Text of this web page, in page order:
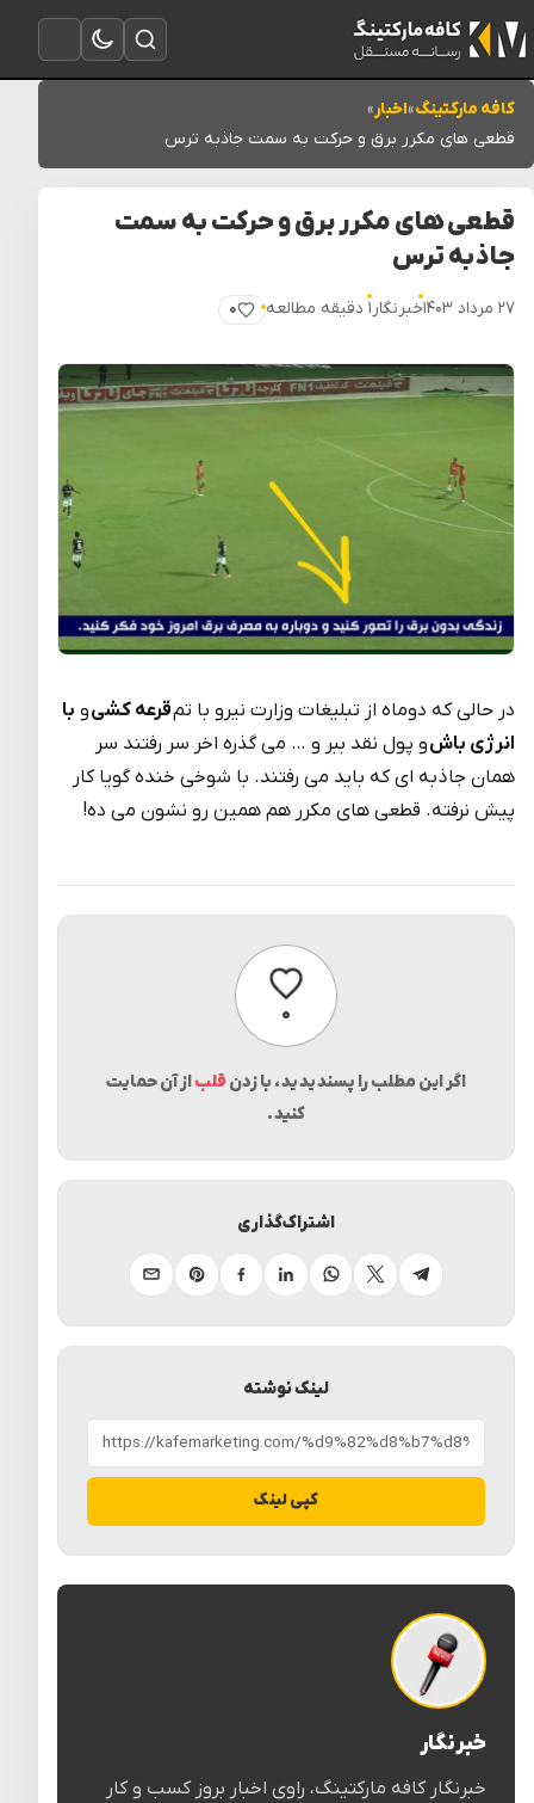
باز کردن منو
تغییر به حالت تاریک
باز کردن جستجو
کافه مارکتینگ»اخبار»
قطعی های مکرر برق و حرکت به سمت جاذبه ترس
قطعی های مکرر برق و حرکت به سمت
جاذبه ترس
۲۷ مرداد ۱۴۰۳ خبرنگار۱ دقیقه مطالعه ۰
پسندیدن
در حالی که دوماه از تبلیغات وزارت نیرو با تمقرعه کشیو با
انرژی باشو پول نقد ببر و … می گذره اخر سر رفتند سر
همان جاذبه ای که باید می رفتند. با شوخی خنده گویا کار
پیش نرفته. قطعی های مکرر هم همین رو نشون می ده!
۰پسندیدن
اگر این مطلب را پسندیدید، با زدن قلباز آن حمایت
کنید.
لینک نوشته
کپی لینک
اشتراک‌گذاری
تلگرام ایکسواتساپلینکدینفیسبوکپینترستایمیل
خبرنگار
خبرنگار کافه مارکتینگ، راوی اخبار بروز کسب و کار